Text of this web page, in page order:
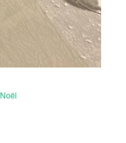
Noël